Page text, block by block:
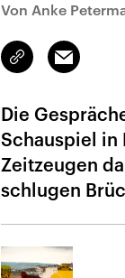
Von Anke
Link
kopieren/teilen
Email
Die
Schauspiel in
Zeitzeugen
schlugen